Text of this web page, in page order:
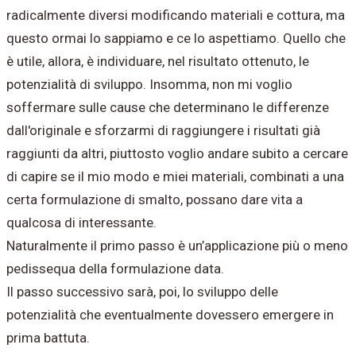
radicalmente diversi modificando materiali e cottura, ma
questo ormai lo sappiamo e ce lo aspettiamo. Quello che
è utile, allora, è individuare, nel risultato ottenuto, le
potenzialità di sviluppo. Insomma, non mi voglio
soffermare sulle cause che determinano le differenze
dall'originale e sforzarmi di raggiungere i risultati già
raggiunti da altri, piuttosto voglio andare subito a cercare
di capire se il mio modo e miei materiali, combinati a una
certa formulazione di smalto, possano dare vita a
qualcosa di interessante.
Naturalmente il primo passo è un’applicazione più o meno
pedissequa della formulazione data.
Il passo successivo sarà, poi, lo sviluppo delle
potenzialità che eventualmente dovessero emergere in
prima battuta.